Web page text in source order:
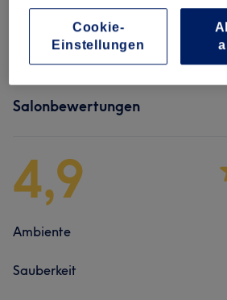
(2)
Salonbewertungen
4,9
Ambiente
Sauberkeit
Cookie-
Einstellungen